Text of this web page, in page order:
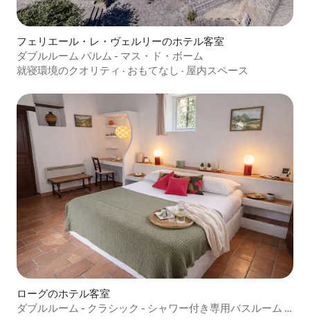
フェリエール・レ・ヴェルリーのホテル客室
ダブルルーム パルム - マス・ド・ボーム
就寝環境のクオリティ · おもてなし · 屋内スペース
ローグのホテル客室
ダブルルーム - クラシック - シャワー付き専用バスルーム -